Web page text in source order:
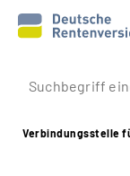
Prävention
Verbindungsstelle